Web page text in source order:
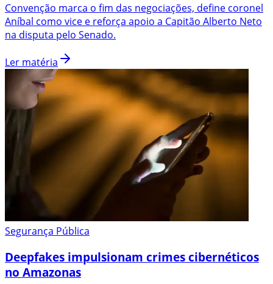
Convenção marca o fim das negociações, define coronel
Aníbal como vice e reforça apoio a Capitão Alberto Neto
na disputa pelo Senado.
Ler matéria
Segurança Pública
Deepfakes impulsionam crimes cibernéticos
no Amazonas